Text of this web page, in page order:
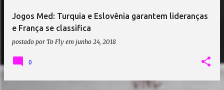
Jogos Med: Turquia e Eslovênia garantem lideranças
e França se classifica
postado por To Fly em junho 24, 2018
0